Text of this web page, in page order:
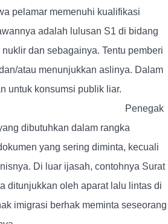
pelamar memenuhi kualifikasi
adalah lulusan S1 di bidang
dan sebagainya. Tentu pemberi
atau menunjukkan aslinya. Dalam
untuk konsumsi publik liar.
Penegak
dibutuhkan dalam rangka
yang sering diminta, kecuali
Di luar ijasah, contohnya Surat
ditunjukkan oleh aparat lalu lintas di
imigrasi berhak meminta seseorang